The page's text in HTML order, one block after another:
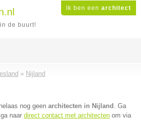
Ik ben een architect
de buurt!
» Nijland
nog geen architecten in Nijland . Ga
naar direct contact met architecten om via